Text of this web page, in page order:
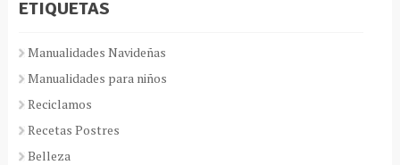
ETIQUETAS
Manualidades Navideñas
Manualidades para niños
Reciclamos
Recetas Postres
Belleza